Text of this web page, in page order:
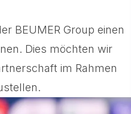
BEUMER Group einen
Dies möchten wir
im Rahmen